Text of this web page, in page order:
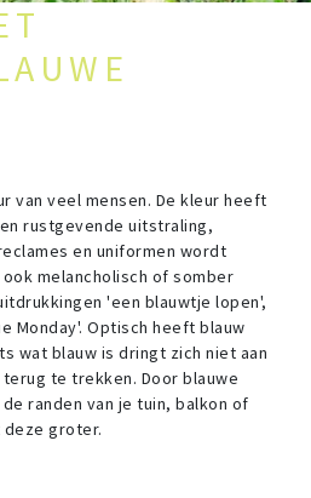
van veel mensen. De kleur heeft
rustgevende uitstraling,
en uniformen wordt
melancholisch of somber
'een blauwtje lopen',
Monday'. Optisch heeft blauw
wat blauw is dringt zich niet aan
te trekken. Door blauwe
randen van je tuin, balkon of
groter.